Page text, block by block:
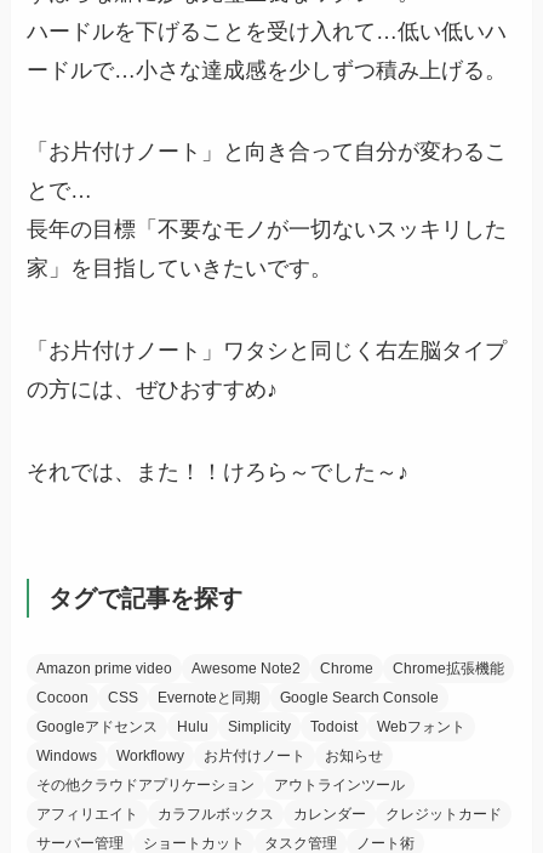
ハードルを下げることを受け入れて…低い低いハ
ードルで…小さな達成感を少しずつ積み上げる。
「お片付けノート」と向き合って自分が変わるこ
とで…
長年の目標「不要なモノが一切ないスッキリした
家」を目指していきたいです。
「お片付けノート」ワタシと同じく右左脳タイプ
の方には、ぜひおすすめ♪
それでは、また！！けろら～でした～♪
タグで記事を探す
Amazon prime video Awesome Note2 Chrome
Chrome拡張機能
Cocoon
CSS Evernoteと同期
Google Search Console
Googleアドセンス
Hulu Simplicity Todoist
Webフォント
Windows
Workflowy お片付けノート
お知らせ
その他クラウドアプリケーション
アウトラインツール
アフィリエイト
カラフルボックス カレンダー
クレジットカード
サーバー管理
ショートカット タスク管理
ノート術